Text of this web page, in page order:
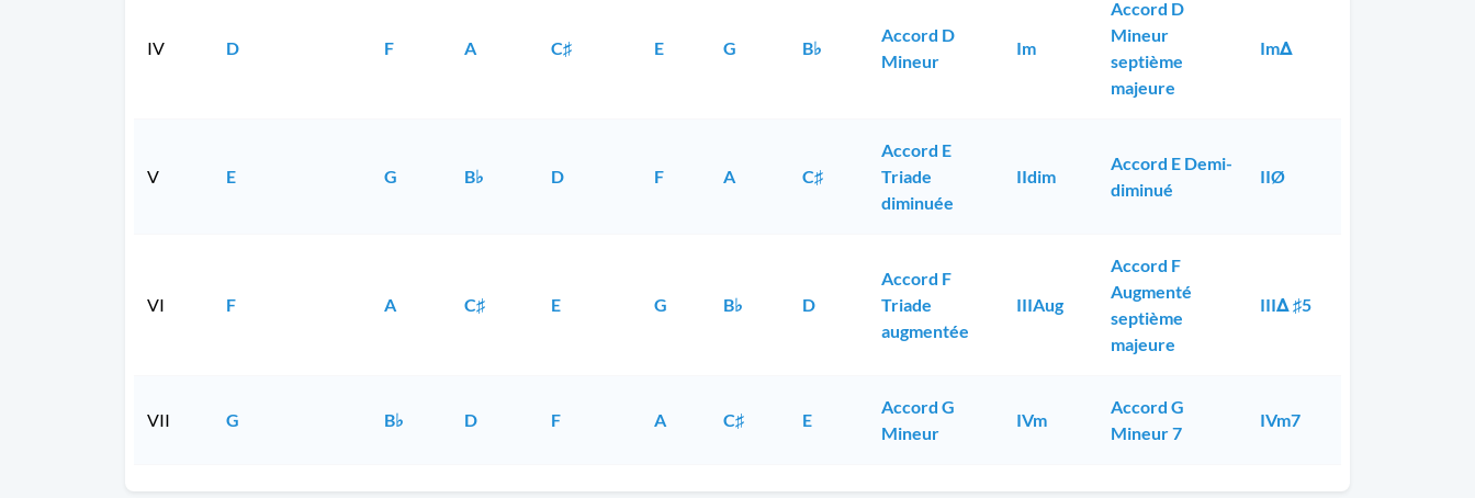
IV D F A C♯ E G B♭
Accord D
Mineur
Im
Accord D
Mineur
septième
majeure
ImΔ
V E G B♭ D F A C♯
Accord E
Triade
diminuée
IIdim
Accord E Demi-
diminué
IIØ
VI F A C♯ E G B♭ D
Accord F
Triade
augmentée
IIIAug
Accord F
Augmenté
septième
majeure
IIIΔ ♯5
VII G B♭ D F A C♯ E
Accord G
Mineur
IVm
Accord G
Mineur 7
IVm7